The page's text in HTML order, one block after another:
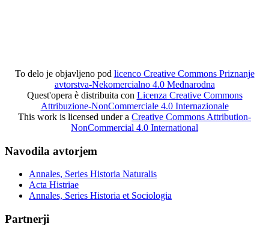
To delo je objavljeno pod licenco Creative Commons Priznanje
avtorstva-Nekomercialno 4.0 Mednarodna
Quest'opera è distribuita con Licenza Creative Commons
Attribuzione-NonCommerciale 4.0 Internazionale
This work is licensed under a Creative Commons Attribution-
NonCommercial 4.0 International
Navodila avtorjem
Annales, Series Historia Naturalis
Acta Histriae
Annales, Series Historia et Sociologia
Partnerji